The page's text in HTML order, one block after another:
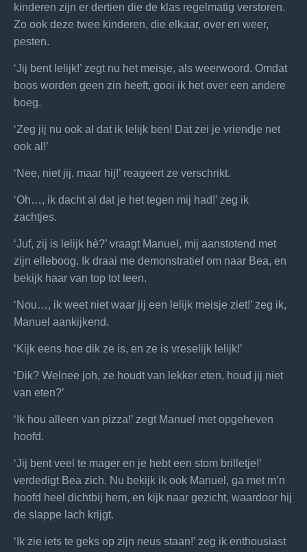
kinderen zijn er dertien die de klas regelmatig verstoren.
Zo ook deze twee kinderen, die elkaar, over en weer,
pesten.
‘Jij bent lelijk!’ zegt nu het meisje, als weerwoord. Omdat
boos worden geen zin heeft, gooi ik het over een andere
boeg.
‘Zeg jij nu ook al dat ik lelijk ben! Dat zei je vriendje net
ook al!’
‘Nee, niet jij, maar hij!’ reageert ze verschrikt.
‘Oh…, ik dacht al dat je het tegen mij had!’ zeg ik
zachtjes.
‘Juf, zij is lelijk hè?’ vraagt Manuel, mij aanstotend met
zijn elleboog. Ik draai me demonstratief om naar Bea, en
bekijk haar van top tot teen.
‘Nou…, ik weet niet waar jij een lelijk meisje ziet!’ zeg ik,
Manuel aankijkend.
‘Kijk eens hoe dik ze is, en ze is vreselijk lelijk!’
‘Dik? Welnee joh, ze houdt van lekker eten, houd jij niet
van eten?’
‘Ik hou alleen van pizza!’ zegt Manuel met opgeheven
hoofd.
‘Jij bent veel te mager en je hebt een stom brilletje!’
verdedigt Bea zich. Nu bekijk ik ook Manuel, ga met m’n
hoofd heel dichtbij hem, en kijk naar gezicht, waardoor hij
de slappe lach krijgt.
‘Ik zie iets te geks op zijn neus staan!’ zeg ik enthousiast